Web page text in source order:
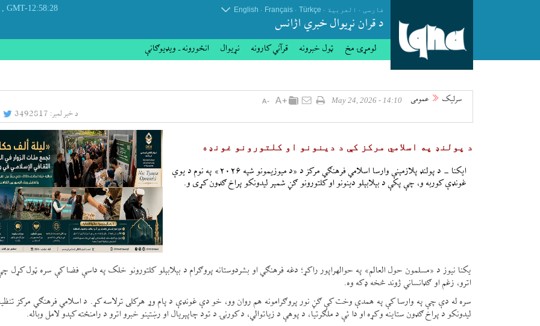
GMT-12:58:28
, Sunday 09 August 2026 فارسی . العربیة .
Türkçe
.
Français
.
English
د قران نړيوال خبري اژانس
لومړۍ مخ ټول خبرونه قرآني کارونه نړيوال انځورونه ـ ویډیوګانې
سرلیک عمومی 14:10 - May 24, 2026
د خبر لمبر: 3492817
د پولنډ په اسلامي مرکز کې د دینونو او کلتورونو غونډه
ایکنا - د پولنډ پلازمېنې وارسا اسلامي فرهنګي مرکز د «د میوزیمونو شپه ۲۰۲۶» په نوم د یوې
غونډې کوربه و، چې پکې د بېلابېلو دینونو او کلتورونو ګڼ شمېر لیدونکو پراخ ګډون کړی و.
یکنا نیوز د «مسلمون حول العالم» په حوالهراپور راکړ؛ دغه فرهنګي او بشردوستانه پروګرام د بېلابېلو کلتورونو خلک په داسې فضا کې سره ټول کړل
اترو، زغم او ګډانساني ژوند څخه ډکه وه.
سره له دې چې په وارسا کې په همدې وخت کې ګڼ نور پروګرامونه هم روان وو، خو دې غونډې د پام وړ هرکلی ترلاسه کړ. د اسلامي فرهنګي مرکز
لیدونکو د پراخ ګډون ستاینه وکړه او دا ئې د ملګرتیا، د پوهې د زیاتوالي، د کورنۍ د تود چاپېریال او رښتینو خبرو اترو د رامنځته کېدو لامل وباله.